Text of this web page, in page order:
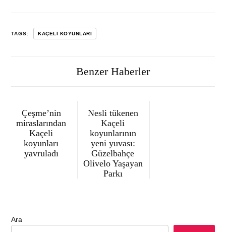
TAGS: KAÇELI KOYUNLARI
Benzer Haberler
Çeşme’nin
miraslarından
Kaçeli
koyunları
yavruladı
Nesli tükenen
Kaçeli
koyunlarının
yeni yuvası:
Güzelbahçe
Olivelo Yaşayan
Parkı
Ara